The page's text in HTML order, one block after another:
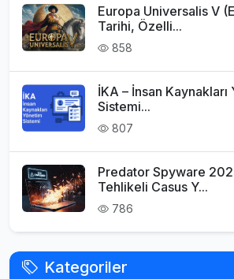
Europa Universalis V
Tarihi, Özelli...
858
İKA – İnsan Kaynakları
Sistemi...
807
Predator Spyware
Tehlikeli Casus Y...
786
Kategoriler